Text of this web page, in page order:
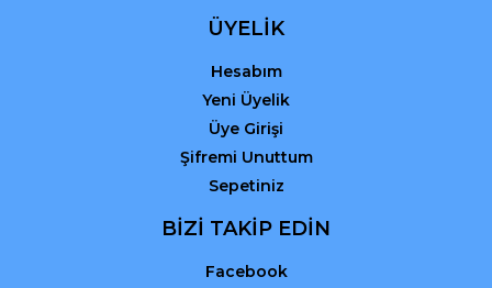
ÜYELİK
Hesabım
Yeni Üyelik
Üye Girişi
Şifremi Unuttum
Sepetiniz
BİZİ TAKİP EDİN
Facebook